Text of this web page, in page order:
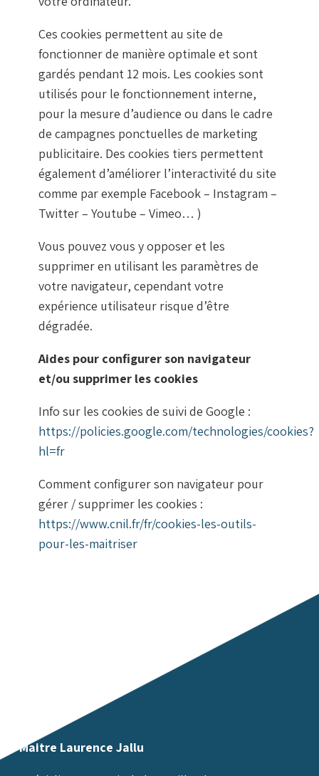
Ces cookies permettent au site de
fonctionner de manière optimale et sont
gardés pendant 12 mois. Les cookies sont
utilisés pour le fonctionnement interne,
pour la mesure d’audience ou dans le cadre
de campagnes ponctuelles de marketing
publicitaire. Des cookies tiers permettent
également d’améliorer l’interactivité du site
comme par exemple Facebook – Instagram –
Twitter – Youtube – Vimeo… )
Vous pouvez vous y opposer et les
supprimer en utilisant les paramètres de
votre navigateur, cependant votre
expérience utilisateur risque d’être
dégradée.
Aides pour configurer son navigateur
et/ou supprimer les cookies
Info sur les cookies de suivi de Google :
https://policies.google.com/technologies/cookies?
hl=fr
Comment configurer son navigateur pour
gérer / supprimer les cookies :
https://www.cnil.fr/fr/cookies-les-outils-
pour-les-maitriser
Maitre Laurence Jallu